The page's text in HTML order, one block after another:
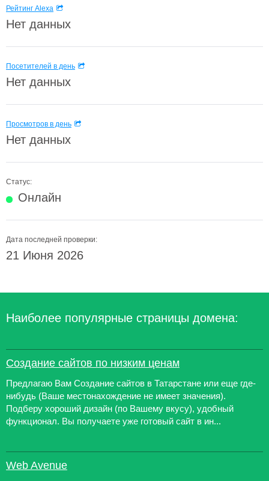
Рейтинг Alexa
Нет данных
Посетителей в день
Нет данных
Просмотров в день
Нет данных
Статус:
Онлайн
Дата последней проверки:
21 Июня 2026
Наиболее популярные страницы домена:
Создание сайтов по низким ценам
Предлагаю Вам Создание сайтов в Татарстане или еще где-
нибудь (Ваше местонахождение не имеет значения).
Подберу хороший дизайн (по Вашему вкусу), удобный
функционал. Вы получаете уже готовый сайт в ин...
Web Avenue